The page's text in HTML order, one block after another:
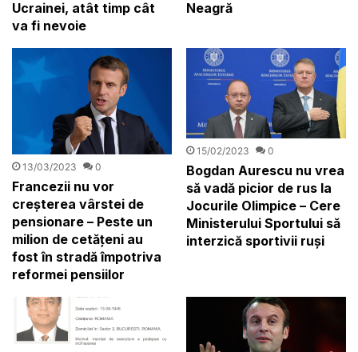
Ucrainei, atât timp cât
va fi nevoie
Neagră
13/03/2023 0
Francezii nu vor
creșterea vârstei de
pensionare – Peste un
milion de cetățeni au
fost în stradă împotriva
reformei pensiilor
15/02/2023 0
Bogdan Aurescu nu vrea
să vadă picior de rus la
Jocurile Olimpice – Cere
Ministerului Sportului să
interzică sportivii ruși